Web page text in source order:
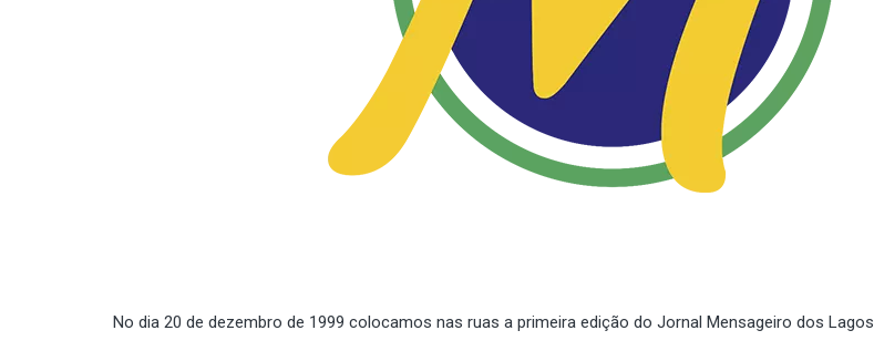
No dia 20 de dezembro de 1999 colocamos nas ruas a primeira edição do Jornal Mensageiro dos Lagos.